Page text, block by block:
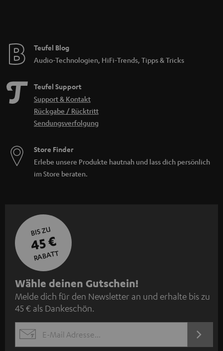
Teufel Blog
Audio-Technologien, HiFi-Trends, Tipps & Tricks
Teufel Support
Support & Kontakt
Rückgabe / Rücktritt
Sendungsverfolgung
Store Finder
Erlebe unsere Produkte hautnah und lass dich persönlich
im Store beraten.
BIS ZU
45 €
RABATT
N
e
w
s
l
Wähle deinen Gutschein!
Melde dich für den Newsletter an und erhalte bis zu
45 € als Dankeschön.
EMAIL
JETZT